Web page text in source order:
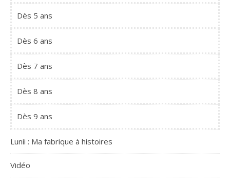
Dès 5 ans
Dès 6 ans
Dès 7 ans
Dès 8 ans
Dès 9 ans
Lunii : Ma fabrique à histoires
Vidéo